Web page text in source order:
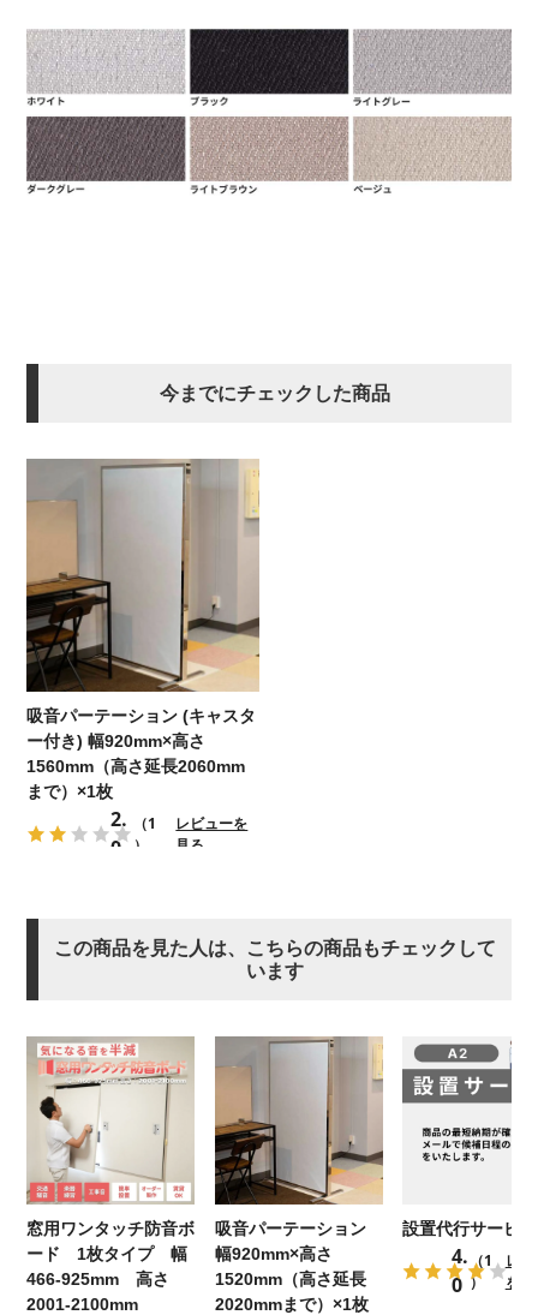
今までにチェックした商品
吸音パーテーション (キャスタ
ー付き) 幅920mm×高さ
1560mm（高さ延長2060mm
まで）×1枚
2.
0
（1
）
レビューを
見る
この商品を見た人は、こちらの商品もチェックして
います
窓用ワンタッチ防音ボ
ード 1枚タイプ 幅
466-925mm 高さ
2001-2100mm
吸音パーテーション
幅920mm×高さ
1520mm（高さ延長
2020mmまで）×1枚
設置代行サービ
4.
0
（1
）
レ
を見